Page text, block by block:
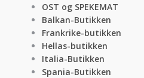
OST og SPEKEMAT
Balkan-Butikken
Frankrike-butikken
Hellas-butikken
Italia-Butikken
Spania-Butikken